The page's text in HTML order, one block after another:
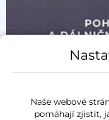
Naše webové
pomáhají zjistit,